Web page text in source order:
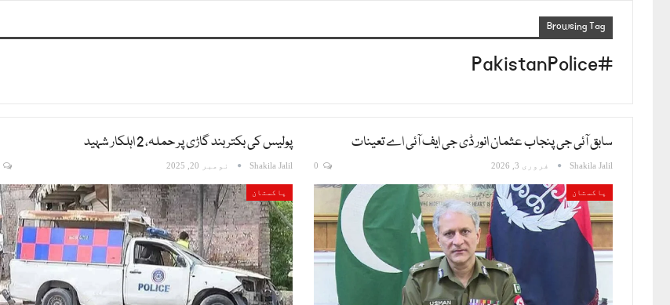
Browsing Tag
#PakistanPolice
سابق آئی جی پنجاب عثمان انور ڈی جی ایف آئی اے تعینات
Shakila Jalil فروری 3, 2026
پاکستان
پولیس کی بکتربند گاڑی پر حملہ، 2 اہلکار شہید
Shakila Jalil نومبر 20, 2025
پاکستان